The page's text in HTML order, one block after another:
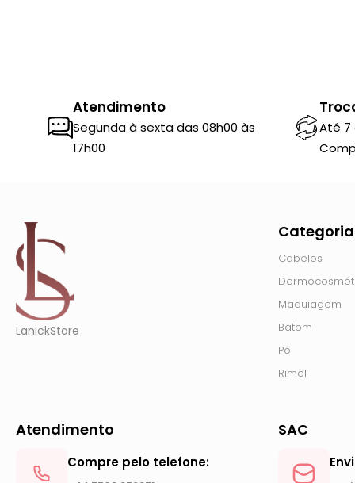
Atendimento
Segunda à sexta das 08h00 às
17h00
Até 7
LanickStore
Cabelos
Maquiagem
Batom
Pó
Rimel
Atendimento
Compre pelo telefone:
SAC